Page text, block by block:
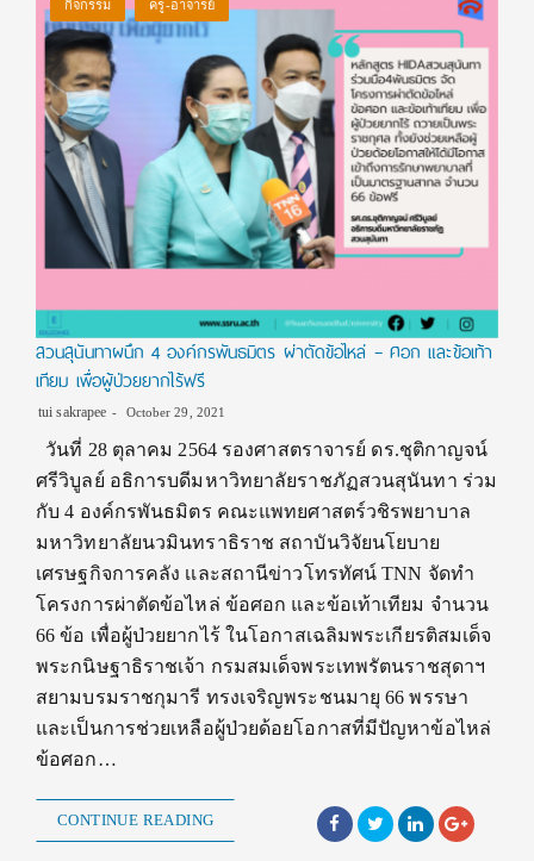
กิจกรรม ครู-อาจารย์
สวนสุนันทาผนึก 4 องค์กรพันธมิตร ผ่าตัดข้อไหล่ – ศอก และข้อเท้า
เทียม เพื่อผู้ป่วยยากไร้ฟรี
tui sakrapee October 29, 2021
วันที่ 28 ตุลาคม 2564 รองศาสตราจารย์ ดร.ชุติกาญจน์
ศรีวิบูลย์ อธิการบดีมหาวิทยาลัยราชภัฏสวนสุนันทา ร่วม
กับ 4 องค์กรพันธมิตร คณะแพทยศาสตร์วชิรพยาบาล
มหาวิทยาลัยนวมินทราธิราช สถาบันวิจัยนโยบาย
เศรษฐกิจการคลัง เเละสถานีข่าวโทรทัศน์ TNN จัดทำ
โครงการผ่าตัดข้อไหล่ ข้อศอก และข้อเท้าเทียม จำนวน
66 ข้อ เพื่อผู้ป่วยยากไร้ ในโอกาสเฉลิมพระเกียรติสมเด็จ
พระกนิษฐาธิราชเจ้า กรมสมเด็จพระเทพรัตนราชสุดาฯ
สยามบรมราชกุมารี ทรงเจริญพระชนมายุ 66 พรรษา
และเป็นการช่วยเหลือผู้ป่วยด้อยโอกาสที่มีปัญหาข้อไหล่
ข้อศอก…
CONTINUE READING